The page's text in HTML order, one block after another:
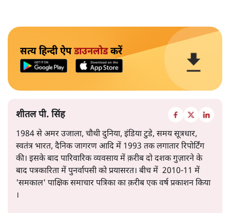
सत्य हिन्दी ऐपडाउनलोडकरें
शीतल पी. सिंह
1984 से अमर उजाला, चौथी दुनिया, इंडिया टुडे, समय सूत्रधार,
स्वतंत्र भारत, दैनिक जागरण आदि में 1993 तक लगातार रिपोर्टिंग
की। इसके बाद पारिवारिक व्यवसाय में क़रीब दो दशक गुज़ारने के
बाद पत्रकारिता में पुनर्वापसी को प्रयासरत। बीच में 2010-11 में
'समकाल' पाक्षिक समाचार पत्रिका का क़रीब एक वर्ष प्रकाशन किया
।